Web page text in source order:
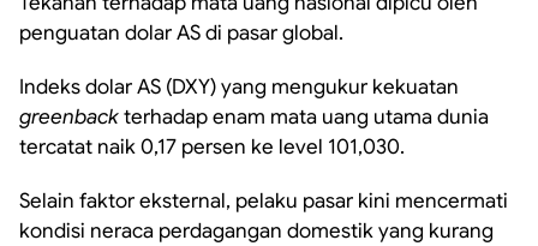
penguatan dolar AS di pasar global.
Indeks dolar AS (DXY) yang mengukur kekuatan
greenbackterhadap enam mata uang utama dunia
tercatat naik 0,17 persen ke level 101,030.
Selain faktor eksternal, pelaku pasar kini mencermati
kondisi neraca perdagangan domestik yang kurang